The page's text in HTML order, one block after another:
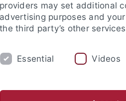
FORSCHUNG
providers may set additional
advertising purposes and
the third party’s other
Essential Videos